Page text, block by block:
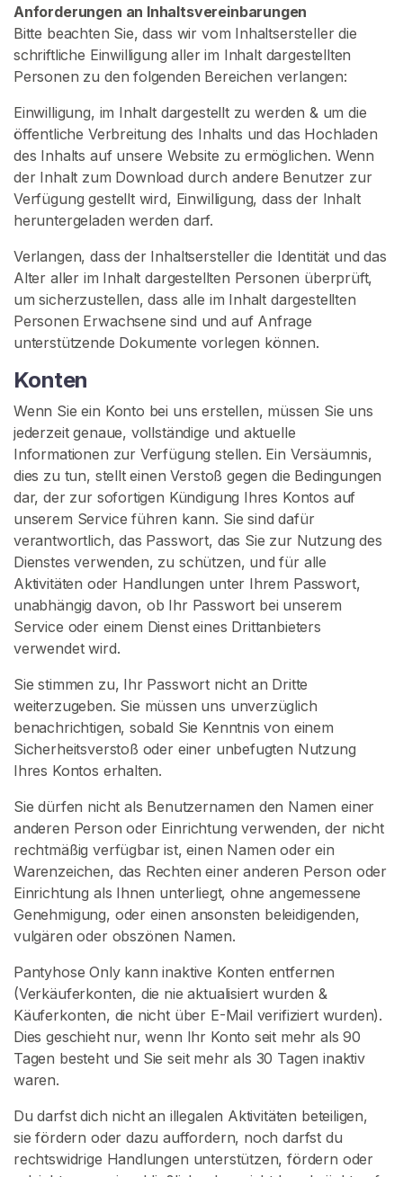
Anforderungen an Inhaltsvereinbarungen
Bitte beachten Sie, dass wir vom Inhaltsersteller die
schriftliche Einwilligung aller im Inhalt dargestellten
Personen zu den folgenden Bereichen verlangen:
Einwilligung, im Inhalt dargestellt zu werden & um die
öffentliche Verbreitung des Inhalts und das Hochladen
des Inhalts auf unsere Website zu ermöglichen. Wenn
der Inhalt zum Download durch andere Benutzer zur
Verfügung gestellt wird, Einwilligung, dass der Inhalt
heruntergeladen werden darf.
Verlangen, dass der Inhaltsersteller die Identität und das
Alter aller im Inhalt dargestellten Personen überprüft,
um sicherzustellen, dass alle im Inhalt dargestellten
Personen Erwachsene sind und auf Anfrage
unterstützende Dokumente vorlegen können.
Konten
Wenn Sie ein Konto bei uns erstellen, müssen Sie uns
jederzeit genaue, vollständige und aktuelle
Informationen zur Verfügung stellen. Ein Versäumnis,
dies zu tun, stellt einen Verstoß gegen die Bedingungen
dar, der zur sofortigen Kündigung Ihres Kontos auf
unserem Service führen kann. Sie sind dafür
verantwortlich, das Passwort, das Sie zur Nutzung des
Dienstes verwenden, zu schützen, und für alle
Aktivitäten oder Handlungen unter Ihrem Passwort,
unabhängig davon, ob Ihr Passwort bei unserem
Service oder einem Dienst eines Drittanbieters
verwendet wird.
Sie stimmen zu, Ihr Passwort nicht an Dritte
weiterzugeben. Sie müssen uns unverzüglich
benachrichtigen, sobald Sie Kenntnis von einem
Sicherheitsverstoß oder einer unbefugten Nutzung
Ihres Kontos erhalten.
Sie dürfen nicht als Benutzernamen den Namen einer
anderen Person oder Einrichtung verwenden, der nicht
rechtmäßig verfügbar ist, einen Namen oder ein
Warenzeichen, das Rechten einer anderen Person oder
Einrichtung als Ihnen unterliegt, ohne angemessene
Genehmigung, oder einen ansonsten beleidigenden,
vulgären oder obszönen Namen.
Pantyhose Only kann inaktive Konten entfernen
(Verkäuferkonten, die nie aktualisiert wurden &
Käuferkonten, die nicht über E-Mail verifiziert wurden).
Dies geschieht nur, wenn Ihr Konto seit mehr als 90
Tagen besteht und Sie seit mehr als 30 Tagen inaktiv
waren.
Du darfst dich nicht an illegalen Aktivitäten beteiligen,
sie fördern oder dazu auffordern, noch darfst du
rechtswidrige Handlungen unterstützen, fördern oder